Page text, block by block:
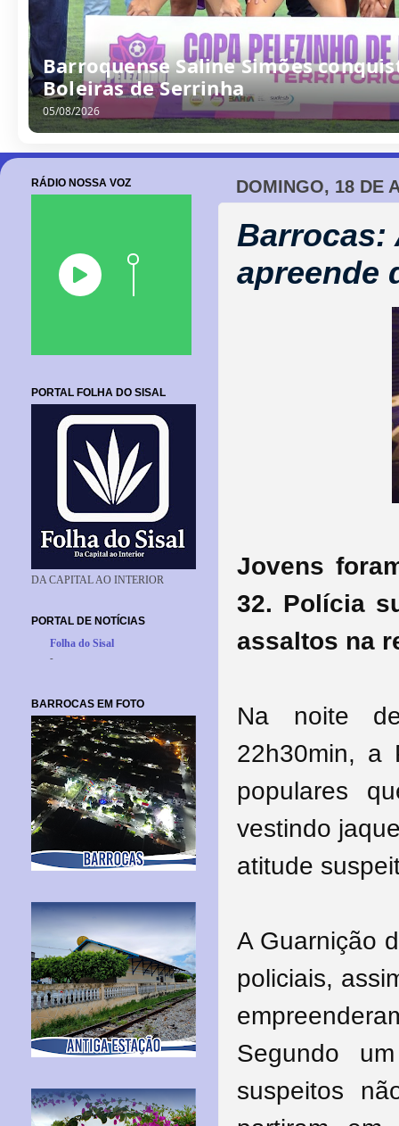
2
0
2
6
DOMINGO, 18 DE
Barrocas:
apreende
Jovens
32. Polícia
assaltos na
Na noite
22h30min, a
populares
vestindo
atitude
A Guarnição
policiais,
Segundo
suspeitos
RÁDIO NOSSA VOZ
PORTAL FOLHA DO SISAL
DA CAPITAL AO INTERIOR
PORTAL DE NOTÍCIAS
Folha do Sisal
-
BARROCAS EM FOTO